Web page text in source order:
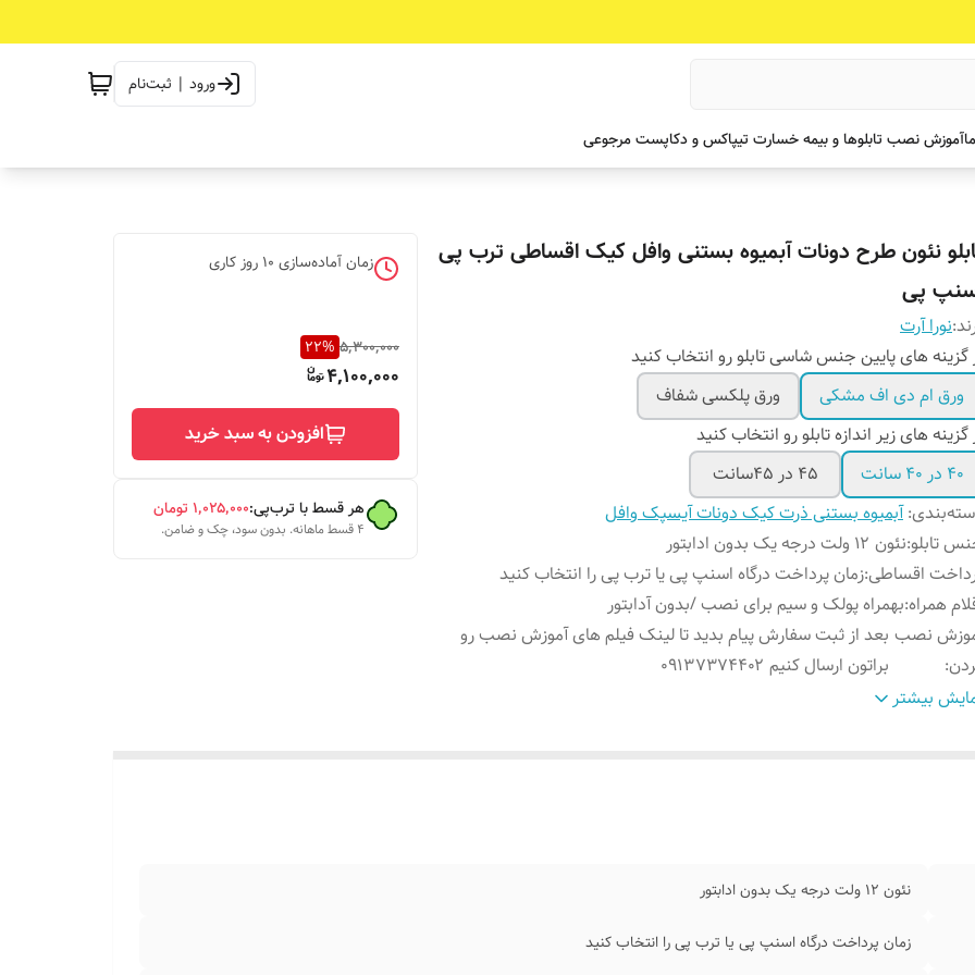
ورود | ثبت‌نام
آموزش نصب تابلوها و بیمه خسارت تیپاکس و دکاپست مرجوعی
نئون طرح دونات آبمیوه بستنی وافل کیک اقساطی ترب پی
پی
نورا آرت
گزینه های پایین جنس شاسی تابلو رو انتخاب کنید
ورق ام دی اف مشکی
ورق پلکسی شفاف
گزینه های زیر اندازه تابلو رو انتخاب کنید
۴۰ در ۴۰ سانت
۴۵ در ۴۵سانت
:آبمیوه بستنی ذرت کیک دونات آیسپک وافل
تابلو:نئون ۱۲ ولت درجه یک بدون ادابتور
اقساطی:زمان پرداخت درگاه اسنپ پی یا ترب پی را انتخاب کنید
همراه:بهمراه پولک و سیم برای نصب /بدون آدابتور
نصب
:
بعد از ثبت سفارش پیام بدید تا لینک فیلم های آموزش نصب رو
براتون ارسال کنیم ۰۹۱۳۷۳۷۴۴۰۲
نصب روی شیشه کانتر دیوار فضای داخلی و ...بیشتر
زمان آماده‌سازی 10 روز کاری
5,300,000
22%
4,100,000
افزودن به سبد خرید
هر قسط با ترب‌پی:۱٬۰۲۵٬۰۰۰ تومان
۴ قسط ماهانه. بدون سود، چک و ضامن.
نئون ۱۲ ولت درجه یک بدون ادابتور
زمان پرداخت درگاه اسنپ پی یا ترب پی را انتخاب کنید